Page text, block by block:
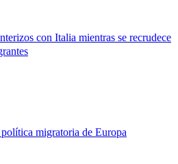
con Italia mientras se recrudece
migratoria de Europa